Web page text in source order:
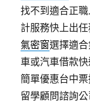
找不到適合正
計服務快上出
氣密窗選擇適
車或汽車借款
簡單優惠台中
留學顧問諮詢